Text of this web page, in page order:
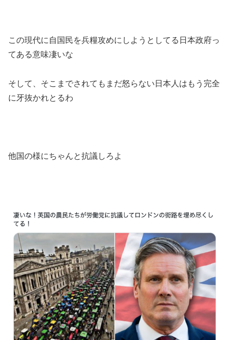
この現代に自国民を兵糧攻めにしようとしてる日本政府っ
てある意味凄いな
そして、そこまでされてもまだ怒らない日本人はもう完全
に牙抜かれとるわ
他国の様にちゃんと抗議しろよ